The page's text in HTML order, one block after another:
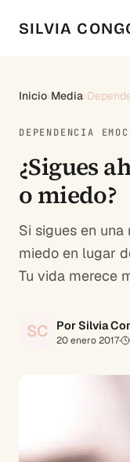
SILVIA
Inicio›Media›
DEPENDENCIA
¿Sigues
o miedo?
Si sigues en
miedo en lugar
Tu vida merece
SC Por Silvia
20 enero 2017·